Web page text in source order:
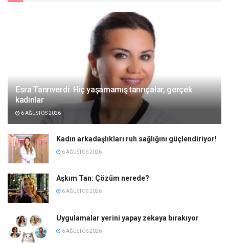
Esra Tanrıverdi: Hiç yaşamamış tanrıçalar, gerçek
kadınlar
6 AĞUSTOS 2026
Kadın arkadaşlıkları ruh sağlığını güçlendiriyor!
6 AĞUSTOS 2026
Aşkım Tan: Çözüm nerede?
6 AĞUSTOS 2026
Uygulamalar yerini yapay zekaya bırakıyor
6 AĞUSTOS 2026